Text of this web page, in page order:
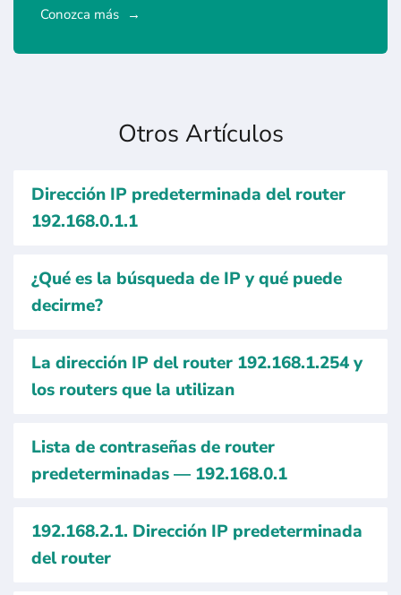
Conozca más
Otros Artículos
Dirección IP predeterminada del router
192.168.0.1.1
¿Qué es la búsqueda de IP y qué puede
decirme?
La dirección IP del router 192.168.1.254 y
los routers que la utilizan
Lista de contraseñas de router
predeterminadas — 192.168.0.1
192.168.2.1. Dirección IP predeterminada
del router